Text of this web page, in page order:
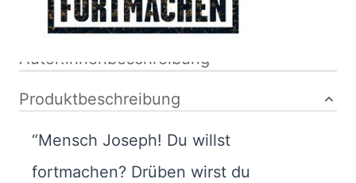
Bibliografische Daten
Autor:innenbeschreibung
Produktbeschreibung
“Mensch Joseph! Du willst
fortmachen? Drüben wirst du